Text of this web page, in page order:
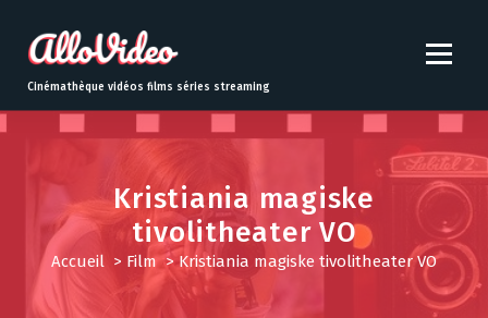
t
o
Cinémathèque vidéos films séries streaming
Kristiania magiske
tivolitheater VO
Accueil > Film>Kristiania magiske tivolitheater VO